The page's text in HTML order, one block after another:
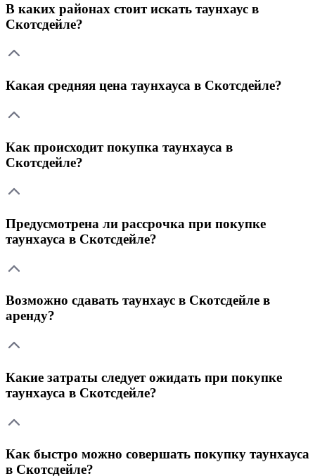
В каких районах стоит искать таунхаус в
Скотсдейле?
Какая средняя цена таунхауса в Скотсдейле?
Как происходит покупка таунхауса в
Скотсдейле?
Предусмотрена ли рассрочка при покупке
таунхауса в Скотсдейле?
Возможно сдавать таунхаус в Скотсдейле в
аренду?
Какие затраты следует ожидать при покупке
таунхауса в Скотсдейле?
Как быстро можно совершать покупку таунхауса
в Скотсдейле?